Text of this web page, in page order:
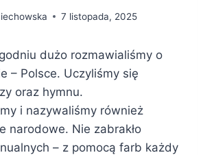
7 listopada, 2025
dużo rozmawialiśmy o
– Polsce. Uczyliśmy się
oraz hymnu.
i nazywaliśmy również
narodowe. Nie zabrakło
– z pomocą farb każdy